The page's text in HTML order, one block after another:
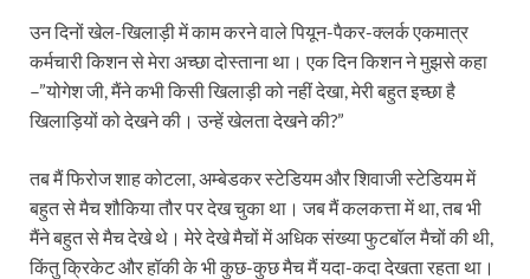
उन दिनों खेल-खिलाड़ी में काम करने वाले पियून-पैकर-क्लर्क एकमात्र
कर्मचारी किशन से मेरा अच्छा दोस्ताना था। एक दिन किशन ने मुझसे कहा
–”योगेश जी, मैंने कभी किसी खिलाड़ी को नहीं देखा, मेरी बहुत इच्छा है
खिलाड़ियों को देखने की। उन्हें खेलता देखने की?”
तब मैं फिरोज शाह कोटला, अम्बेडकर स्टेडियम और शिवाजी स्टेडियम में
बहुत से मैच शौकिया तौर पर देख चुका था। जब मैं कलकत्ता में था, तब भी
मैंने बहुत से मैच देखे थे। मेरे देखे मैचों में अधिक संख्या फुटबॉल मैचों की थी,
किंतु क्रिकेट और हॉकी के भी कुछ-कुछ मैच मैं यदा-कदा देखता रहता था।